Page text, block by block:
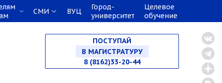
СМИ ВУЦ
Город-
университет
Целевое
обучение
ПОСТУПАЙ
НА СПЕЦИАЛИТЕТ
В МАГИСТРАТУРУ
8 (8162)33-20-44